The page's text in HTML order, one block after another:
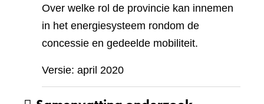
Over welke rol de provincie kan innemen
in het energiesysteem rondom de
concessie en gedeelde mobiliteit.
Versie: april 2020